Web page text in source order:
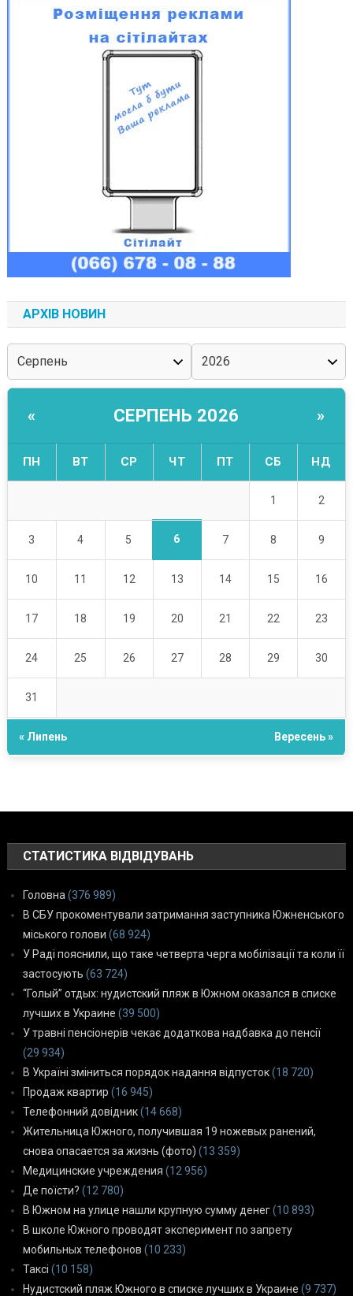
АРХІВ НОВИН
« СЕРПЕНЬ 2026 »
ПН ВТ СР ЧТ ПТ СБ НД
1 2
3 4 5 6 7 8 9
10 11 12 13 14 15 16
17 18 19 20 21 22 23
24 25 26 27 28 29 30
31
« Липень Вересень »
СТАТИСТИКА ВІДВІДУВАНЬ
Головна (376 989)
В СБУ прокоментували затримання заступника Южненського
міського голови (68 924)
У Раді пояснили, що таке четверта черга мобілізації та коли її
застосують (63 724)
“Голый” отдых: нудистский пляж в Южном оказался в списке
лучших в Украине (39 500)
У травні пенсіонерів чекає додаткова надбавка до пенсії
(29 934)
В Україні зміниться порядок надання відпусток(18 720)
Продаж квартир (16 945)
Телефонний довідник(14 668)
Жительница Южного, получившая 19 ножевых ранений,
снова опасается за жизнь (фото) (13 359)
Медицинские учреждения (12 956)
Де поїсти? (12 780)
В Южном на улице нашли крупную сумму денег(10 893)
В школе Южного проводят эксперимент по запрету
мобильных телефонов (10 233)
Таксі (10 158)
Нудистский пляж Южного в списке лучших в Украине (9 737)